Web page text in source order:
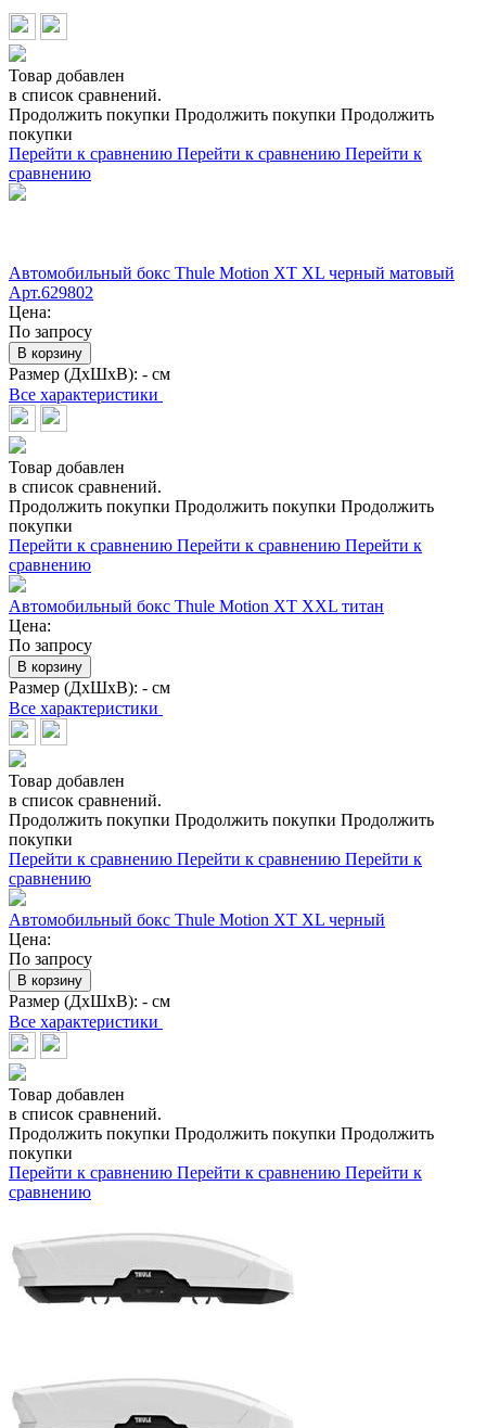
Товар добавлен
в список сравнений.
Продолжить покупки Продолжить покупки Продолжить
покупки
Перейти к сравнению Перейти к сравнению Перейти к
сравнению
Автомобильный бокс Thule Motion XT XL черный матовый
Арт.629802
Цена:
По запросу
В корзину
Размер (ДхШхВ): - см
Все характеристики
Товар добавлен
в список сравнений.
Продолжить покупки Продолжить покупки Продолжить
покупки
Перейти к сравнению Перейти к сравнению Перейти к
сравнению
Автомобильный бокс Thule Motion XT XXL титан
Цена:
По запросу
В корзину
Размер (ДхШхВ): - см
Все характеристики
Товар добавлен
в список сравнений.
Продолжить покупки Продолжить покупки Продолжить
покупки
Перейти к сравнению Перейти к сравнению Перейти к
сравнению
Автомобильный бокс Thule Motion XT XL черный
Цена:
По запросу
В корзину
Размер (ДхШхВ): - см
Все характеристики
Товар добавлен
в список сравнений.
Продолжить покупки Продолжить покупки Продолжить
покупки
Перейти к сравнению Перейти к сравнению Перейти к
сравнению